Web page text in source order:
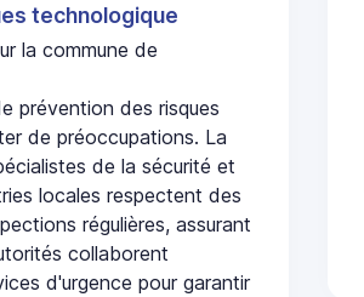
technologique
la commune de
prévention des risques
de préoccupations. La
de la sécurité et
locales respectent des
régulières, assurant
collaborent
d'urgence pour garantir